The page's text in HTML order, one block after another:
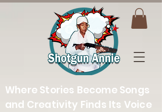
Where Stories Become Songs
and Creativity Finds Its Voice